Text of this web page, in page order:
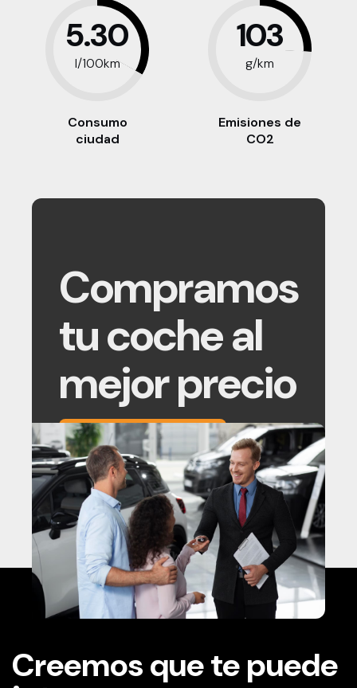
5.30
l/100km
Consumo
ciudad
103
g/km
Emisiones de
CO2
Compramos
tu coche al
mejor precio
MÁS INFORMACIÓN
Creemos que te puede